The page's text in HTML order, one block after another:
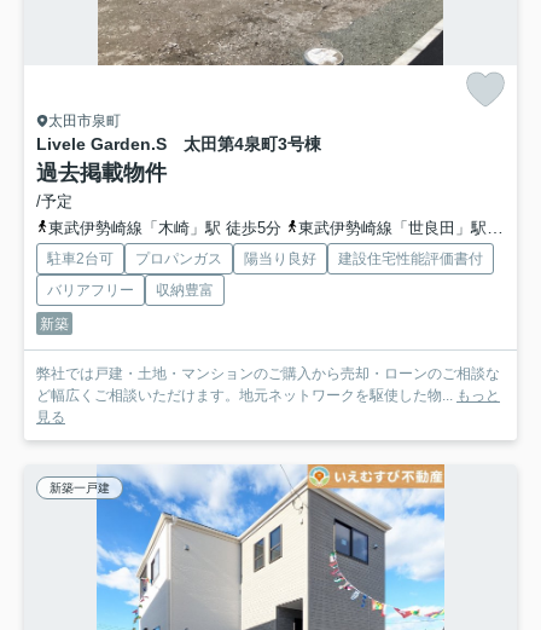
太田市泉町
Livele Garden.S 太田第4泉町3号棟
過去掲載物件
/予定
東武伊勢崎線「木崎」駅 徒歩5分
東武伊勢崎線「世良田」駅 徒歩47分
駐車2台可 プロパンガス 陽当り良好
建設住宅性能評価書付
バリアフリー
収納豊富
新築
弊社では戸建・土地・マンションのご購入から売却・ローンのご相談な
ど幅広くご相談いただけます。地元ネットワークを駆使した物...
もっと
見る
新築一戸建